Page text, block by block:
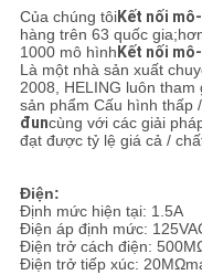
BẢO
MẬT
Của chúng tôiKết nối
hàng trên 63 quốc
1000 mô hình Kết nối
Là một nhà sản xuất
2008, HELING luôn tham
sản phẩm Cấu hình thấp
đuncùng với các giải
đạt được tỷ lệ giá cả /
Điện:
Định mức hiện tại: 1.5A
Điện áp định mức:
Điện trở cách điện:
Điện trở tiếp xúc: